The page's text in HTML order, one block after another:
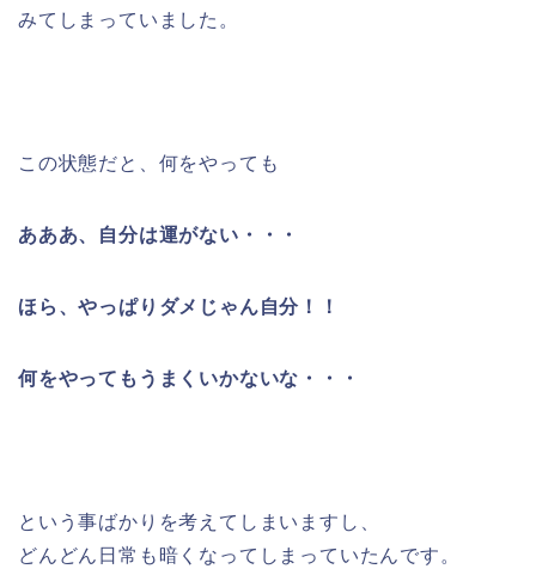
みてしまっていました。
この状態だと、何をやっても
あああ、自分は運がない・・・
ほら、やっぱりダメじゃん自分！！
何をやってもうまくいかないな・・・
という事ばかりを考えてしまいますし、
どんどん日常も暗くなってしまっていたんです。